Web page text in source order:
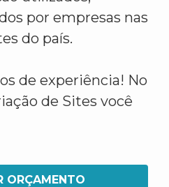
por empresas nas
do país.
de experiência! No
de Sites você
ORÇAMENTO